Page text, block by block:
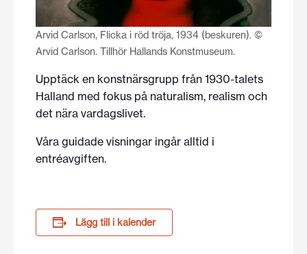
Arvid Carlson, Flicka i röd tröja, 1934 (beskuren). ©
Arvid Carlson. Tillhör Hallands Konstmuseum.
Upptäck en konstnärsgrupp från 1930-talets
Halland med fokus på naturalism, realism och
det nära vardagslivet.
Våra guidade visningar ingår alltid i
entréavgiften.
Lägg till i kalender